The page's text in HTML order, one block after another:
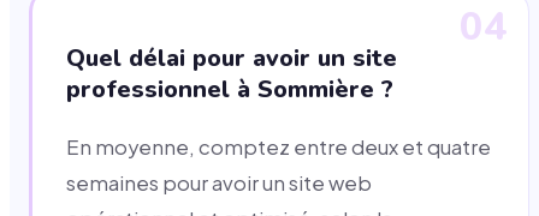
04
Quel délai pour avoir un site
professionnel à Sommière ?
En moyenne, comptez entre deux et quatre
semaines pour avoir un site web